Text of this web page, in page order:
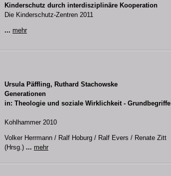
Kinderschutz durch interdisziplinäre Kooperation
Die Kinderschutz-Zentren 2011
... mehr
Ursula Päffling, Ruthard Stachowske
Generationen
in: Theologie und soziale Wirklichkeit - Grundbegriffe
Kohlhammer 2010
Volker Herrmann / Ralf Hoburg / Ralf Evers / Renate Zitt
(Hrsg.) ... mehr